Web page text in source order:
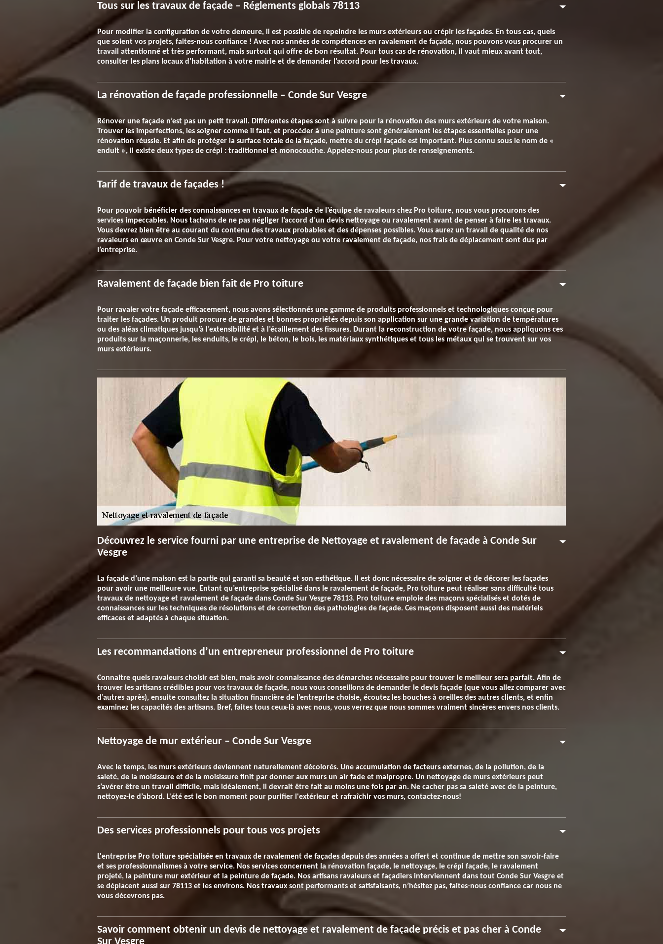
Tous sur les travaux de façade – Réglements globals 78113
Pour modifier la configuration de votre demeure, il est possible de repeindre les murs extérieurs ou crépir les façades. En tous cas, quels
que soient vos projets, faites-nous confiance ! Avec nos années de compétences en ravalement de façade, nous pouvons vous procurer un
travail attentionné et très performant, mais surtout qui offre de bon résultat. Pour tous cas de rénovation, il vaut mieux avant tout,
consulter les plans locaux d’habitation à votre mairie et de demander l’accord pour les travaux.
La rénovation de façade professionnelle – Conde Sur Vesgre
Rénover une façade n’est pas un petit travail. Différentes étapes sont à suivre pour la rénovation des murs extérieurs de votre maison.
Trouver les imperfections, les soigner comme il faut, et procéder à une peinture sont généralement les étapes essentielles pour une
rénovation réussie. Et afin de protéger la surface totale de la façade, mettre du crépi façade est important. Plus connu sous le nom de «
enduit », il existe deux types de crépi : traditionnel et monocouche. Appelez-nous pour plus de renseignements.
Tarif de travaux de façades !
Pour pouvoir bénéficier des connaissances en travaux de façade de l’équipe de ravaleurs chez Pro toiture, nous vous procurons des
services impeccables. Nous tachons de ne pas négliger l’accord d’un devis nettoyage ou ravalement avant de penser à faire les travaux.
Vous devrez bien être au courant du contenu des travaux probables et des dépenses possibles. Vous aurez un travail de qualité de nos
ravaleurs en œuvre en Conde Sur Vesgre. Pour votre nettoyage ou votre ravalement de façade, nos frais de déplacement sont dus par
l’entreprise.
Ravalement de façade bien fait de Pro toiture
Pour ravaler votre façade efficacement, nous avons sélectionnés une gamme de produits professionnels et technologiques conçue pour
traiter les façades. Un produit procure de grandes et bonnes propriétés depuis son application sur une grande variation de températures
ou des aléas climatiques jusqu’à l’extensibilité et à l’écaillement des fissures. Durant la reconstruction de votre façade, nous appliquons ces
produits sur la maçonnerie, les enduits, le crépi, le béton, le bois, les matériaux synthétiques et tous les métaux qui se trouvent sur vos
murs extérieurs.
Découvrez le service fourni par une entreprise de Nettoyage et ravalement de façade à Conde Sur
Vesgre
La façade d’une maison est la partie qui garanti sa beauté et son esthétique. Il est donc nécessaire de soigner et de décorer les façades
pour avoir une meilleure vue. Entant qu’entreprise spécialisé dans le ravalement de façade, Pro toiture peut réaliser sans difficulté tous
travaux de nettoyage et ravalement de façade dans Conde Sur Vesgre 78113. Pro toiture emploie des maçons spécialisés et dotés de
connaissances sur les techniques de résolutions et de correction des pathologies de façade. Ces maçons disposent aussi des matériels
efficaces et adaptés à chaque situation.
Les recommandations d’un entrepreneur professionnel de Pro toiture
Connaitre quels ravaleurs choisir est bien, mais avoir connaissance des démarches nécessaire pour trouver le meilleur sera parfait. Afin de
trouver les artisans crédibles pour vos travaux de façade, nous vous conseillons de demander le devis façade (que vous allez comparer avec
d’autres après), ensuite consultez la situation financière de l’entreprise choisie, écoutez les bouches à oreilles des autres clients, et enfin
examinez les capacités des artisans. Bref, faites tous ceux-là avec nous, vous verrez que nous sommes vraiment sincères envers nos clients.
Nettoyage de mur extérieur – Conde Sur Vesgre
Avec le temps, les murs extérieurs deviennent naturellement décolorés. Une accumulation de facteurs externes, de la pollution, de la
saleté, de la moisissure et de la moisissure finit par donner aux murs un air fade et malpropre. Un nettoyage de murs extérieurs peut
s’avérer être un travail difficile, mais idéalement, il devrait être fait au moins une fois par an. Ne cacher pas sa saleté avec de la peinture,
nettoyez-le d’abord. L'été est le bon moment pour purifier l'extérieur et rafraîchir vos murs, contactez-nous!
Des services professionnels pour tous vos projets
L'entreprise Pro toiture spécialisée en travaux de ravalement de façades depuis des années a offert et continue de mettre son savoir-faire
et ses professionnalismes à votre service. Nos services concernent la rénovation façade, le nettoyage, le crépi façade, le ravalement
projeté, la peinture mur extérieur et la peinture de façade. Nos artisans ravaleurs et façadiers interviennent dans tout Conde Sur Vesgre et
se déplacent aussi sur 78113 et les environs. Nos travaux sont performants et satisfaisants, n’hésitez pas, faites-nous confiance car nous ne
vous décevrons pas.
Savoir comment obtenir un devis de nettoyage et ravalement de façade précis et pas cher à Conde